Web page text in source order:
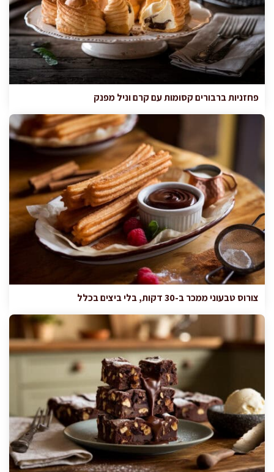
פחזניות ברבורים קסומות עם קרם וניל מפנק
צורוס טבעוני ממכר ב-30 דקות, בלי ביצים בכלל